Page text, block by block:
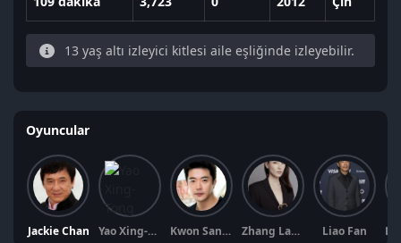
13 yaş altı izleyici kitlesi aile eşliğinde izleyebilir.
Oyuncular
Jackie Chan Yao Xing-Tong Kwon Sang-woo Zhang Lanxin Liao Fan